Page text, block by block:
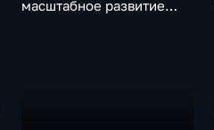
масштабное развитие